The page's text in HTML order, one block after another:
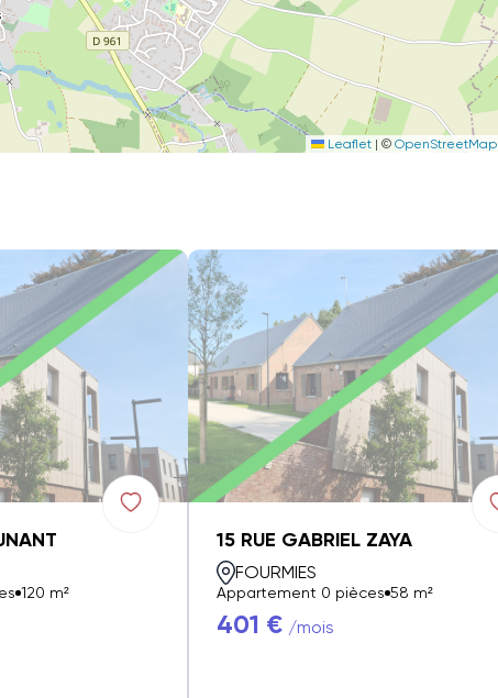
Leaflet | © OpenStreetMap
120 m²
15 RUE GABRIEL ZAYA
FOURMIES
Appartement 0 pièces 58 m²
401 € /mois